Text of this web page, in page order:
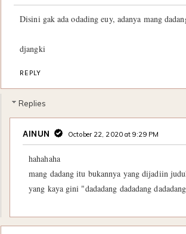
Disini gak ada odading euy, adanya mang
djangki
REPLY
Replies
AINUN October 22, 2020 at 9:29 PM
hahahaha
mang dadang itu bukannya yang dijadiin
yang kaya gini "dadadang dadadang